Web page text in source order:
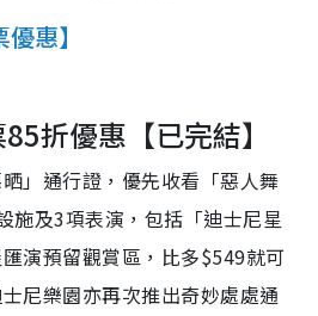
惠】
折優惠【已完結】
」通行證，優先收看「惡人舞
施及3項表演，包括「迪士尼星
演預留觀賞區，比多$549就可
尼樂園亦再次推出奇妙處處通